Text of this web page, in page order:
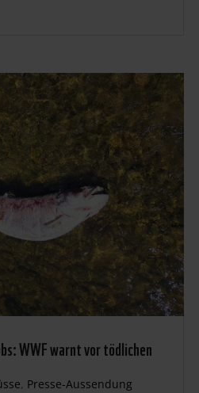
WWF warnt vor tödlichen
, Presse-Aussendung